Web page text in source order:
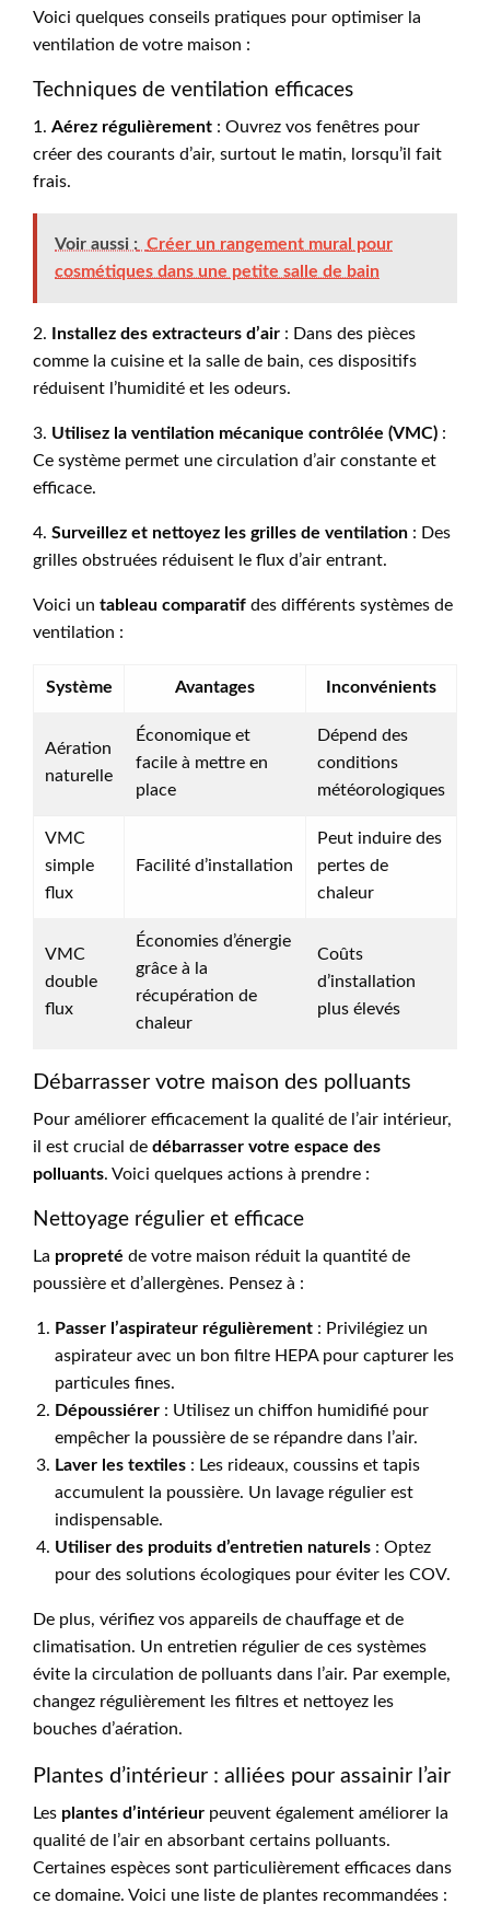
Voici quelques conseils pratiques pour optimiser la
ventilation de votre maison :
Techniques de ventilation efficaces
1. Aérez régulièrement : Ouvrez vos fenêtres pour
créer des courants d’air, surtout le matin, lorsqu’il fait
frais.
Voir aussi : Créer un rangement mural pour
cosmétiques dans une petite salle de bain
2. Installez des extracteurs d’air : Dans des pièces
comme la cuisine et la salle de bain, ces dispositifs
réduisent l’humidité et les odeurs.
3. Utilisez la ventilation mécanique contrôlée (VMC) :
Ce système permet une circulation d’air constante et
efficace.
4. Surveillez et nettoyez les grilles de ventilation : Des
grilles obstruées réduisent le flux d’air entrant.
Voici un tableau comparatif des différents systèmes de
ventilation :
Système Avantages Inconvénients
Aération
naturelle
Économique et
facile à mettre en
place
Dépend des
conditions
météorologiques
VMC
simple
flux
Facilité d’installation
Peut induire des
pertes de
chaleur
VMC
double
flux
Économies d’énergie
grâce à la
récupération de
chaleur
Coûts
d’installation
plus élevés
Débarrasser votre maison des polluants
Pour améliorer efficacement la qualité de l’air intérieur,
il est crucial de débarrasser votre espace des
polluants. Voici quelques actions à prendre :
Nettoyage régulier et efficace
La propreté de votre maison réduit la quantité de
poussière et d’allergènes. Pensez à :
Passer l’aspirateur régulièrement : Privilégiez un
aspirateur avec un bon filtre HEPA pour capturer les
particules fines.
Dépoussiérer : Utilisez un chiffon humidifié pour
empêcher la poussière de se répandre dans l’air.
Laver les textiles : Les rideaux, coussins et tapis
accumulent la poussière. Un lavage régulier est
indispensable.
Utiliser des produits d’entretien naturels : Optez
pour des solutions écologiques pour éviter les COV.
De plus, vérifiez vos appareils de chauffage et de
climatisation. Un entretien régulier de ces systèmes
évite la circulation de polluants dans l’air. Par exemple,
changez régulièrement les filtres et nettoyez les
bouches d’aération.
Plantes d’intérieur : alliées pour assainir l’air
Les plantes d’intérieur peuvent également améliorer la
qualité de l’air en absorbant certains polluants.
Certaines espèces sont particulièrement efficaces dans
ce domaine. Voici une liste de plantes recommandées :